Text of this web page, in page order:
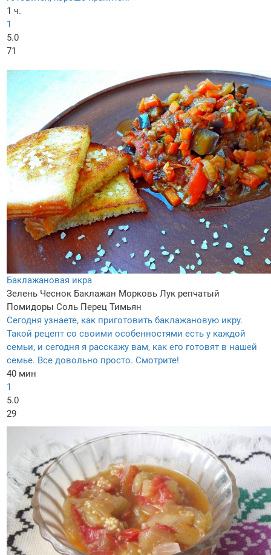
1 ч.
1
5.0
71
Баклажановая икра
Зелень Чеснок Баклажан Морковь Лук репчатый
Помидоры Соль Перец Тимьян
Сегодня узнаете, как приготовить баклажановую икру.
Такой рецепт со своими особенностями есть у каждой
семьи, и сегодня я расскажу вам, как его готовят в нашей
семье. Все довольно просто. Смотрите!
40 мин
1
5.0
29